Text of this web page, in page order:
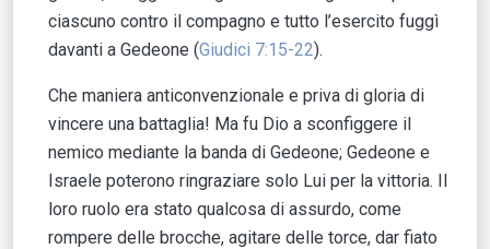
ciascuno contro il compagno e tutto l’esercito fuggì
davanti a Gedeone (Giudici 7:15-22).
Che maniera anticonvenzionale e priva di gloria di
vincere una battaglia! Ma fu Dio a sconfiggere il
nemico mediante la banda di Gedeone; Gedeone e
Israele poterono ringraziare solo Lui per la vittoria. Il
loro ruolo era stato qualcosa di assurdo, come
rompere delle brocche, agitare delle torce, dar fiato